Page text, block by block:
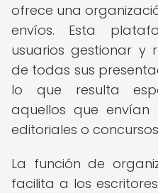
ofrece una
envíos. Esta
usuarios gestionar y
de todas sus
lo que resulta
aquellos que
editoriales o
La función de
facilita a los